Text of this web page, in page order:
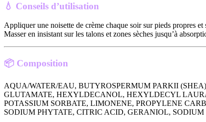
💧 Conseils d’utilisation
Appliquer une noisette de crème chaque soir sur pieds propres et
Masser en insistant sur les talons et zones sèches jusqu’à
📦 Composition
AQUA/WATER/EAU, BUTYROSPERMUM PARKII
GLUTAMATE, HEXYLDECANOL, HEXYLDECYL
POTASSIUM SORBATE, LIMONENE, PROPYLENE
SODIUM PHYTATE, CITRIC ACID, GERANIOL,